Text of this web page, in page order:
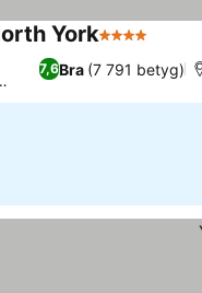
York4 Stjärnor
7,6Bra (7 791 betyg)